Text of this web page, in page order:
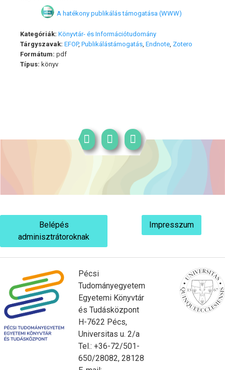
A hatékony publikálás támogatása (WWW)
Kategóriák: Könyvtár- és Információtudomány
Tárgyszavak: EFOP, Publikálástámogatás Endnote Zotero
Formátum: pdf
Típus: könyv
Belépés
adminisztrátoroknak
Impresszum
Pécsi
Tudományegyetem
Egyetemi Könyvtár
és Tudásközpont
H-7622 Pécs,
Universitas u. 2/a
Tel.: +36-72/501-
650/28082, 28128